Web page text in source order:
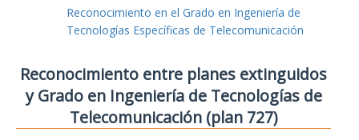
Reconocimiento en el Grado en Ingeniería de
Tecnologías Específicas de Telecomunicación
Reconocimiento entre planes extinguidos
y Grado en Ingeniería de Tecnologías de
Telecomunicación (plan 727)